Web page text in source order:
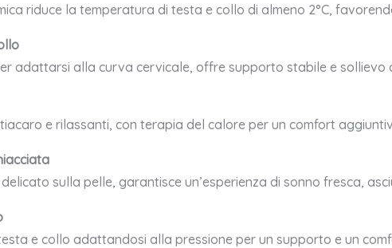
riduce la temperatura di testa e collo di almeno 2°C,
adattarsi alla curva cervicale, offre supporto stabile e sollievo
e rilassanti, con terapia del calore per un comfort
sulla pelle, garantisce un’esperienza di sonno fresca,
e collo adattandosi alla pressione per un supporto e un